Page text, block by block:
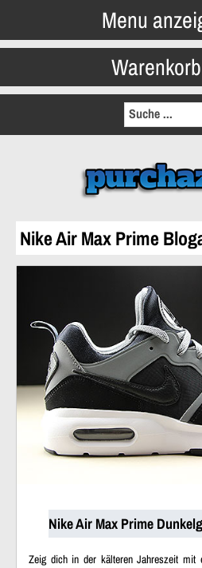
Menu
Warenkorb
Nike Air Max Prime
Nike Air Max Prime
Zeig dich in der kälteren Jahreszeit mit